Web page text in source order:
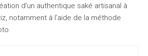
d’un authentique saké artisanal à
notamment à l’aide de la méthode